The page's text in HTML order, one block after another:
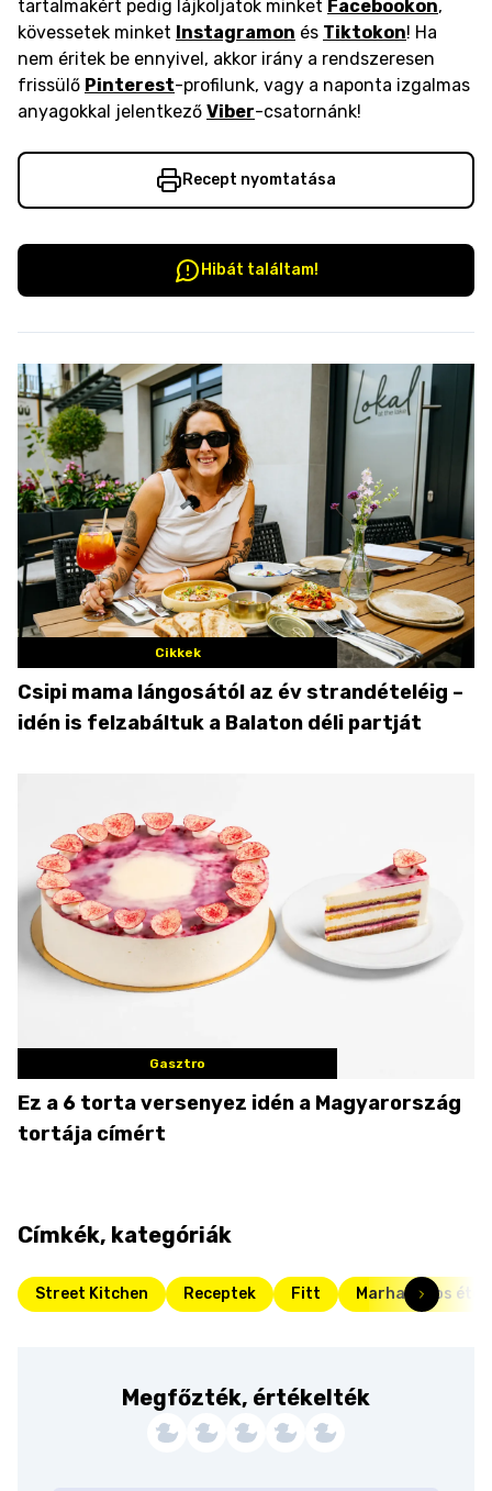
tartalmakért pedig lájkoljatok minket Facebookon,
kövessetek minket Instagramon és Tiktokon! Ha
nem éritek be ennyivel, akkor irány a rendszeresen
frissülő Pinterest-profilunk, vagy a naponta izgalmas
anyagokkal jelentkező Viber-csatornánk!
Recept nyomtatása
Hibát találtam!
Cikkek
Csipi mama lángosától az év strandételéig –
idén is felzabáltuk a Balaton déli partját
Gasztro
Ez a 6 torta versenyez idén a Magyarország
tortája címért
Címkék, kategóriák
Street Kitchen Receptek Fitt Marhahúsos
Megfőzték, értékelték